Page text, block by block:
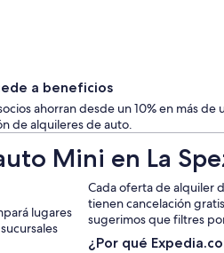
a beneficios
ahorran desde un 10% en más de
de alquileres de auto.
Mini en La
lugares
Cada oferta de alquiler
tienen cancelación
sugerimos que filtres
¿Por qué